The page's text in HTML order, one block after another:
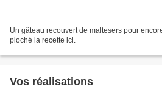
Un gâteau recouvert de maltesers pour
pioché la recette ici.
Vos réalisations